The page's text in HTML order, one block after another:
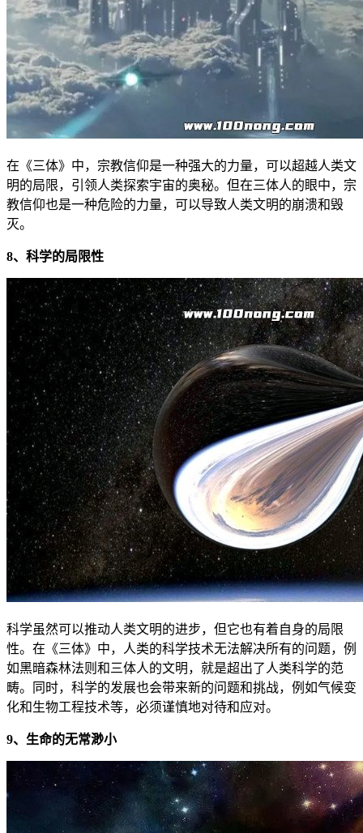
在《三体》中，宗教信仰是一种强大的力量，可以超越人类文
明的局限，引领人类探索宇宙的奥秘。但在三体人的眼中，宗
教信仰也是一种危险的力量，可以导致人类文明的崩溃和毁
灭。
8、科学的局限性
科学虽然可以推动人类文明的进步，但它也有着自身的局限
性。在《三体》中，人类的科学技术无法解决所有的问题，例
如黑暗森林法则和三体人的文明，就是超出了人类科学的范
畴。同时，科学的发展也会带来新的问题和挑战，例如气候变
化和生物工程技术等，必须谨慎地对待和应对。
9、生命的无常渺小